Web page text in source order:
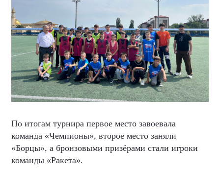
По итогам турнира первое место завоевала
команда «Чемпионы», второе место заняли
«Борцы», а бронзовыми призёрами стали игроки
команды «Ракета».